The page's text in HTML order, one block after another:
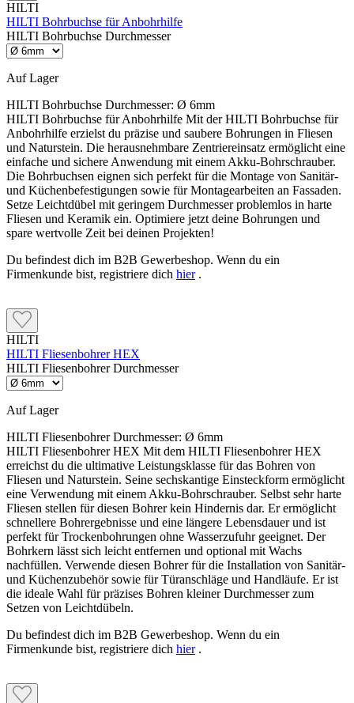
HILTI
HILTI Bohrbuchse für Anbohrhilfe
HILTI Bohrbuchse Durchmesser
Auf Lager
HILTI Bohrbuchse Durchmesser: Ø 6mm
HILTI Bohrbuchse für Anbohrhilfe Mit der HILTI Bohrbuchse für
Anbohrhilfe erzielst du präzise und saubere Bohrungen in Fliesen
und Naturstein. Die herausnehmbare Zentriereinsatz ermöglicht eine
einfache und sichere Anwendung mit einem Akku-Bohrschrauber.
Die Bohrbuchsen eignen sich perfekt für die Montage von Sanitär-
und Küchenbefestigungen sowie für Montagearbeiten an Fassaden.
Setze Leichtdübel mit geringem Durchmesser problemlos in harte
Fliesen und Keramik ein. Optimiere jetzt deine Bohrungen und
spare wertvolle Zeit bei deinen Projekten!
Du befindest dich im B2B Gewerbeshop. Wenn du ein
Firmenkunde bist, registriere dich hier.
HILTI
HILTI Fliesenbohrer HEX
HILTI Fliesenbohrer Durchmesser
Auf Lager
HILTI Fliesenbohrer Durchmesser: Ø 6mm
HILTI Fliesenbohrer HEX Mit dem HILTI Fliesenbohrer HEX
erreichst du die ultimative Leistungsklasse für das Bohren von
Fliesen und Naturstein. Seine sechskantige Einsteckform ermöglicht
eine Verwendung mit einem Akku-Bohrschrauber. Selbst sehr harte
Fliesen stellen für diesen Bohrer kein Hindernis dar. Er ermöglicht
schnellere Bohrergebnisse und eine längere Lebensdauer und ist
perfekt für Trockenbohrungen ohne Wasserzufuhr geeignet. Der
Bohrkern lässt sich leicht entfernen und optional mit Wachs
nachfüllen. Verwende diesen Bohrer für die Installation von Sanitär-
und Küchenzubehör sowie für Türanschläge und Handläufe. Er ist
die ideale Wahl für präzises Bohren kleiner Durchmesser zum
Setzen von Leichtdübeln.
Du befindest dich im B2B Gewerbeshop. Wenn du ein
Firmenkunde bist, registriere dich hier.